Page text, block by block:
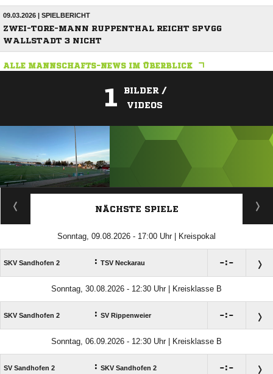
09.03.2026 | SPIELBERICHT
ZWEI-TORE-MANN RUPPENTHAL REICHT SPVGG
WALLSTADT 3 NICHT
ALLE MANNSCHAFTS-NEWS IM ÜBERBLICK
1
BILDER /
VIDEOS
ANZEIGE
NÄCHSTE SPIELE
Sonntag, 09.08.2026 - 17:00 Uhr | Kreispokal
SKV Sandhofen 2 : TSV Neckarau :
Sonntag, 30.08.2026 - 12:30 Uhr | Kreisklasse B
SKV Sandhofen 2 : SV Rippenweier :
Sonntag, 06.09.2026 - 12:30 Uhr | Kreisklasse B
SV Sandhofen 2 : SKV Sandhofen 2 :